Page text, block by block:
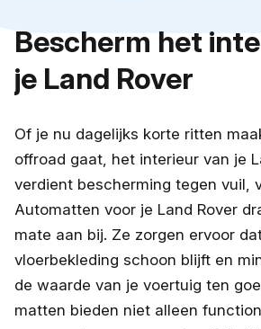
Bescherm het
je Land Rover
Of je nu dagelijks korte ritten
offroad gaat, het interieur van je
verdient bescherming tegen vuil,
Automatten voor je Land Rover
mate aan bij. Ze zorgen ervoor
vloerbekleding schoon blijft en
de waarde van je voertuig ten
matten bieden niet alleen